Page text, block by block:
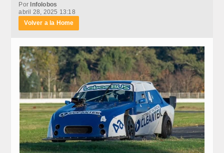
PorInfolobos
abril 28, 2025 13:18
Volver a la Home